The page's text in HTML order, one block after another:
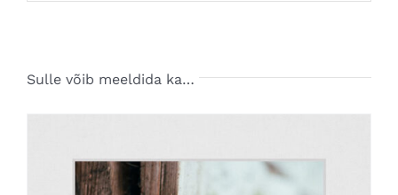
Sulle võib meeldida ka…